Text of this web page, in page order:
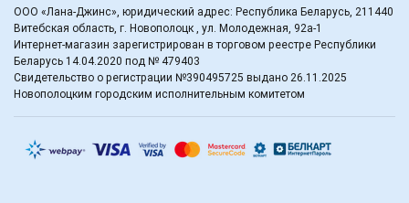
ООО «Лана-Джинс», юридический адрес: Республика Беларусь, 211440
Витебская область, г. Новополоцк , ул. Молодежная, 92а-1
Интернет-магазин зарегистрирован в торговом реестре Республики
Беларусь 14.04.2020 под № 479403
Свидетельство о регистрации №390495725 выдано 26.11.2025
Новополоцким городским исполнительным комитетом